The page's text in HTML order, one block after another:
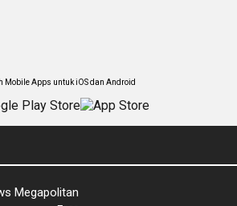
Mobile Apps untuk iOS dan Android
Megapolitan